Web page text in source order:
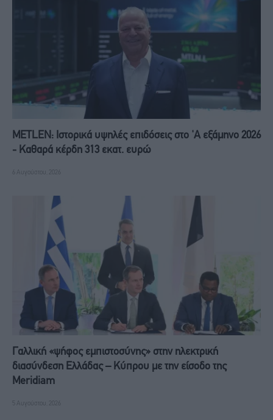
METLEN: Iστορικά υψηλές επιδόσεις στο 'A εξάμηνο 2026
- Kαθαρά κέρδη 313 εκατ. ευρώ
6 Αυγούστου, 2026
Γαλλική «ψήφος εμπιστοσύνης» στην ηλεκτρική
διασύνδεση Ελλάδας – Κύπρου με την είσοδο της
Meridiam
5 Αυγούστου, 2026